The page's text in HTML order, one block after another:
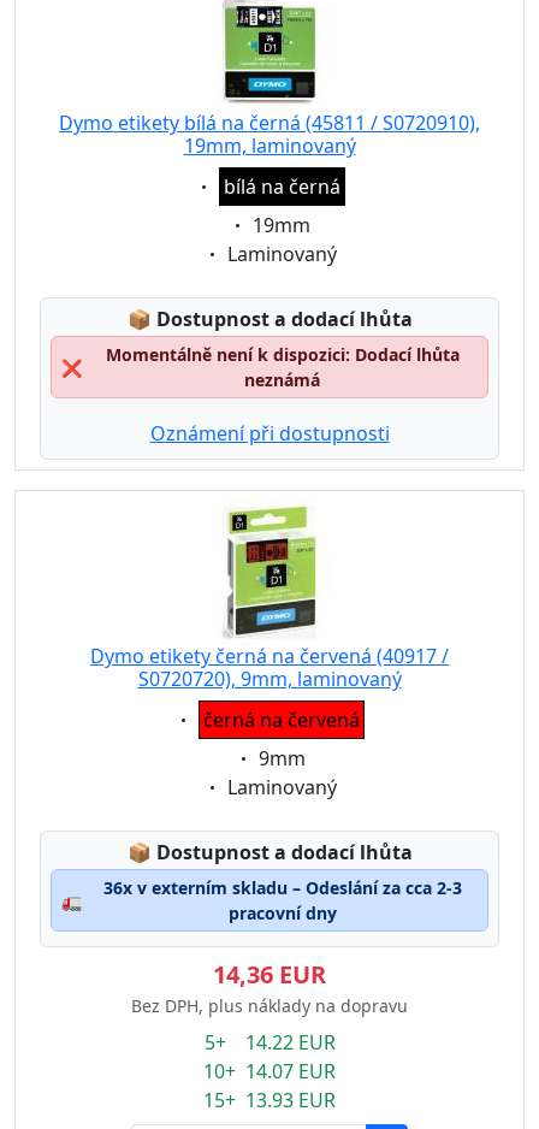
Dymo etikety bílá na černá (45811 / S0720910),
19mm, laminovaný
Eigenschaft:
bílá na černá
Eigenschaft:
19mm
Eigenschaft:
Laminovaný
📦 Lagerstatus:
Dostupnost a dodací lhůta
❌
Momentálně není k dispozici: Dodací lhůta
neznámá
Oznámení při dostupnosti
Dymo etikety černá na červená (40917 /
S0720720), 9mm, laminovaný
Eigenschaft:
černá na červená
Eigenschaft:
9mm
Eigenschaft:
Laminovaný
📦 Lagerstatus:
Dostupnost a dodací lhůta
🚛
36x v externím skladu – Odeslání za cca 2-3
pracovní dny
14,36 EUR
Bez DPH, plus náklady na dopravu
5+ 14.22 EUR
10+ 14.07 EUR
15+ 13.93 EUR